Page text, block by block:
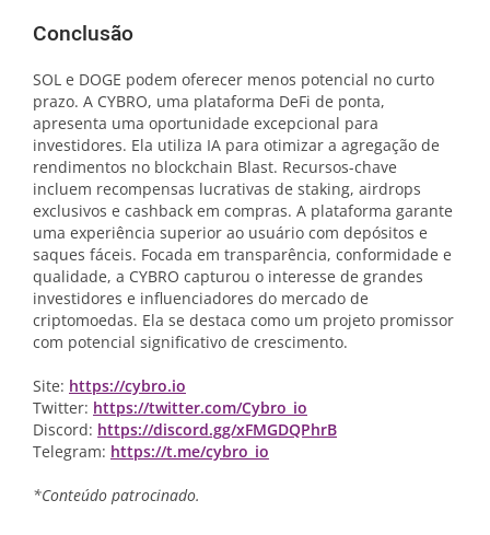
Conclusão
SOL e DOGE podem oferecer menos potencial no curto
prazo. A CYBRO, uma plataforma DeFi de ponta,
apresenta uma oportunidade excepcional para
investidores. Ela utiliza IA para otimizar a agregação de
rendimentos no blockchain Blast. Recursos-chave
incluem recompensas lucrativas de staking, airdrops
exclusivos e cashback em compras. A plataforma garante
uma experiência superior ao usuário com depósitos e
saques fáceis. Focada em transparência, conformidade e
qualidade, a CYBRO capturou o interesse de grandes
investidores e influenciadores do mercado de
criptomoedas. Ela se destaca como um projeto promissor
com potencial significativo de crescimento.
Site: https://cybro.io
Twitter: https://twitter.com/Cybro_io
Discord: https://discord.gg/xFMGDQPhrB
Telegram: https://t.me/cybro_io
*Conteúdo patrocinado.